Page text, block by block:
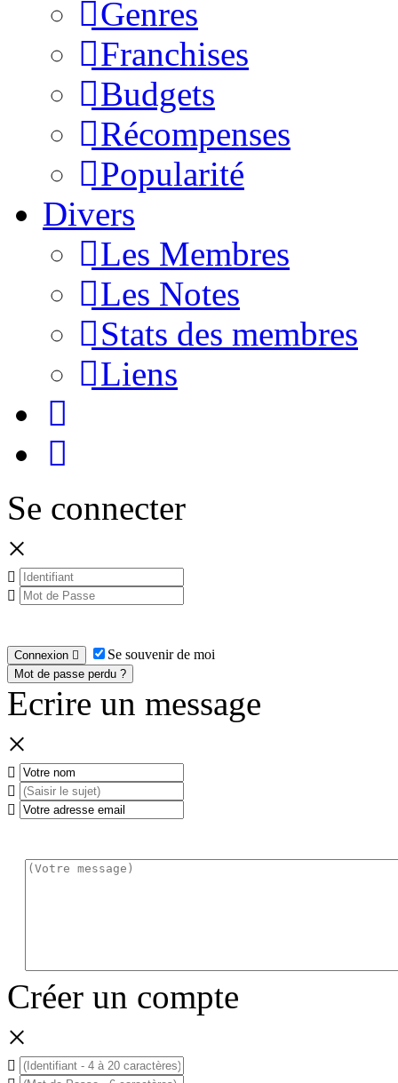
Genres
Franchises
Budgets
Récompenses
Popularité
Divers
Les Membres
Les Notes
Stats des membres
Liens
Se connecter
×
Connexion Se souvenir de moi
Mot de passe perdu ?
Ecrire un message
×
Créer un compte
×